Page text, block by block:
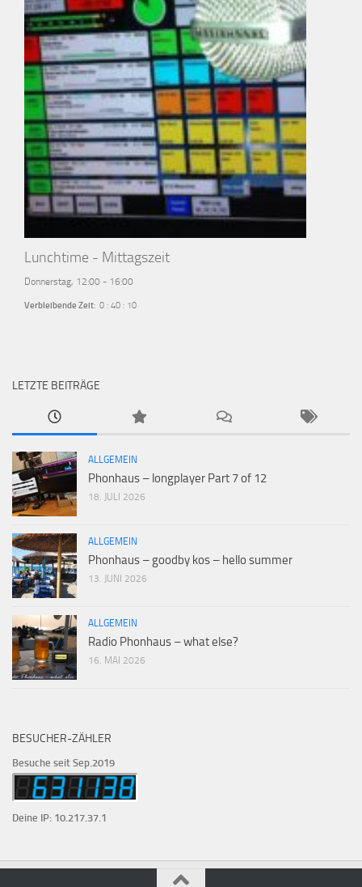
Lunchtime - Mittagszeit
Donnerstag, 12:00 - 16:00
Verbleibende Zeit: 0 : 40 : 09
LETZTE BEITRÄGE
ALLGEMEIN
Phonhaus – longplayer Part 7 of 12
18. JULI 2026
ALLGEMEIN
Phonhaus – goodby kos – hello summer
13. JUNI 2026
ALLGEMEIN
Radio Phonhaus – what else?
16. MAI 2026
BESUCHER-ZÄHLER
Besuche seit Sep.2019
Deine IP: 10.217.37.1